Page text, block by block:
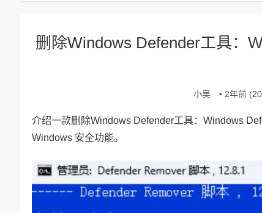
删除Windows Defender工具：
小吴 • 2年前
介绍一款删除Windows Defender工具：Windows
Windows 安全功能。